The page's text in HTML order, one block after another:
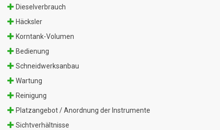
Dieselverbrauch
Häcksler
Korntank-Volumen
Bedienung
Schneidwerksanbau
Wartung
Reinigung
Platzangebot / Anordnung der Instrumente
Sichtverhältnisse